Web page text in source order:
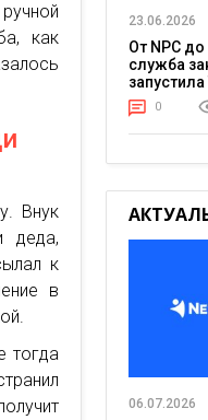
как
Внук
деда,
к
в
тогда
23.06.2026
От NPC
служба
0
06.07.2026